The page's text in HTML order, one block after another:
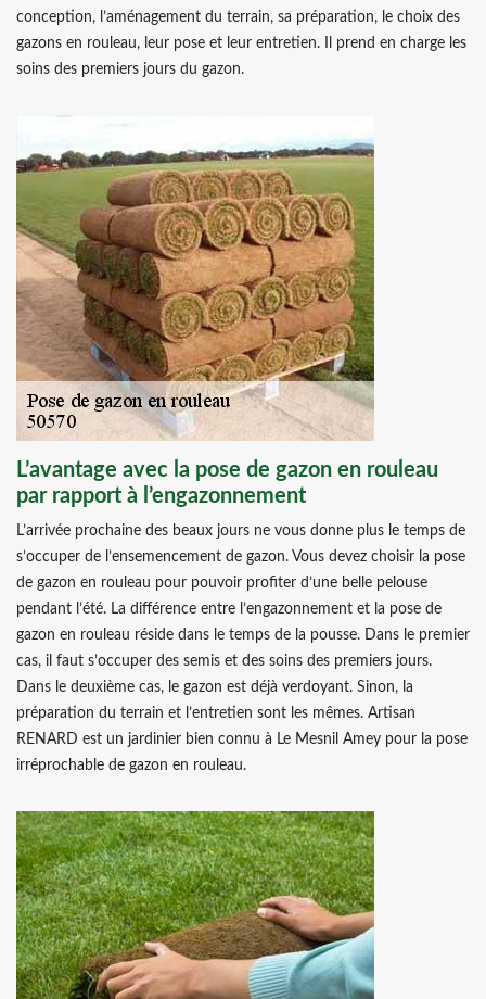
conception, l’aménagement du terrain, sa préparation, le choix des
gazons en rouleau, leur pose et leur entretien. Il prend en charge les
soins des premiers jours du gazon.
L’avantage avec la pose de gazon en rouleau
par rapport à l’engazonnement
L’arrivée prochaine des beaux jours ne vous donne plus le temps de
s’occuper de l’ensemencement de gazon. Vous devez choisir la pose
de gazon en rouleau pour pouvoir profiter d’une belle pelouse
pendant l’été. La différence entre l’engazonnement et la pose de
gazon en rouleau réside dans le temps de la pousse. Dans le premier
cas, il faut s’occuper des semis et des soins des premiers jours.
Dans le deuxième cas, le gazon est déjà verdoyant. Sinon, la
préparation du terrain et l’entretien sont les mêmes. Artisan
RENARD est un jardinier bien connu à Le Mesnil Amey pour la pose
irréprochable de gazon en rouleau.